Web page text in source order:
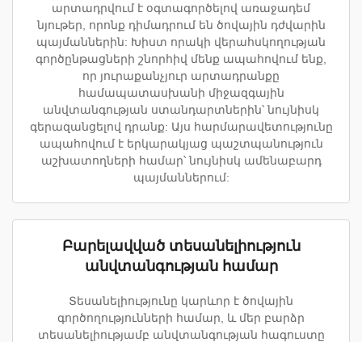
արտադրվում է օգտագործելով առաջադեմ
նյութեր, որոնք դիմադրում են ծովային դժվարին
պայմաններին: Խիստ որակի վերահսկողության
գործընթացների շնորհիվ մենք ապահովում ենք,
որ յուրաքանչյուր արտադրանքը
համապատասխանի միջազգային
անվտանգության ստանդարտներին՝ նույնիսկ
գերազանցելով դրանք: Այս հարմարավետությունը
ապահովում է երկարակյաց պաշտպանություն
աշխատողների համար՝ նույնիսկ ամենաբարդ
պայմաններում:
Բարելավված տեսանելիություն
անվտանգության համար
Տեսանելիությունը կարևոր է ծովային
գործողությունների համար, և մեր բարձր
տեսանելիությամբ անվտանգության հագուստը